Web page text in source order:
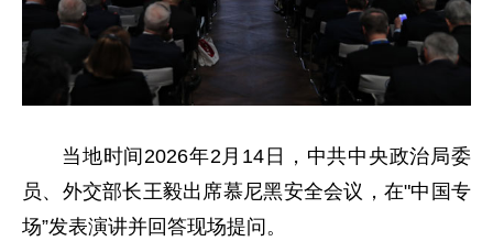
当地时间2026年2月14日，中共中央政治局委
员、外交部长王毅出席慕尼黑安全会议，在"中国专
场”发表演讲并回答现场提问。